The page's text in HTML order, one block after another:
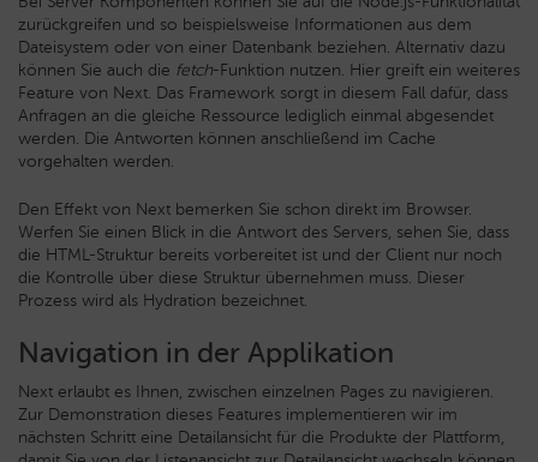
zurückgreifen und so beispielsweise Informationen aus dem
Dateisystem oder von einer Datenbank beziehen. Alternativ dazu
können Sie auch die fetch-Funktion nutzen. Hier greift ein weiteres
Feature von Next. Das Framework sorgt in diesem Fall dafür, dass
Anfragen an die gleiche Ressource lediglich einmal abgesendet
werden. Die Antworten können anschließend im Cache
vorgehalten werden.
Den Effekt von Next bemerken Sie schon direkt im Browser.
Werfen Sie einen Blick in die Antwort des Servers, sehen Sie, dass
die HTML-Struktur bereits vorbereitet ist und der Client nur noch
die Kontrolle über diese Struktur übernehmen muss. Dieser
Prozess wird als Hydration bezeichnet.
Navigation in der Applikation
Next erlaubt es Ihnen, zwischen einzelnen Pages zu navigieren.
Zur Demonstration dieses Features implementieren wir im
nächsten Schritt eine Detailansicht für die Produkte der Plattform,